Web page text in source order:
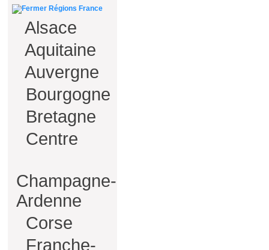
Régions France
Alsace
Aquitaine
Auvergne
Bourgogne
Bretagne
Centre
Champagne-
Ardenne
Corse
Franche-